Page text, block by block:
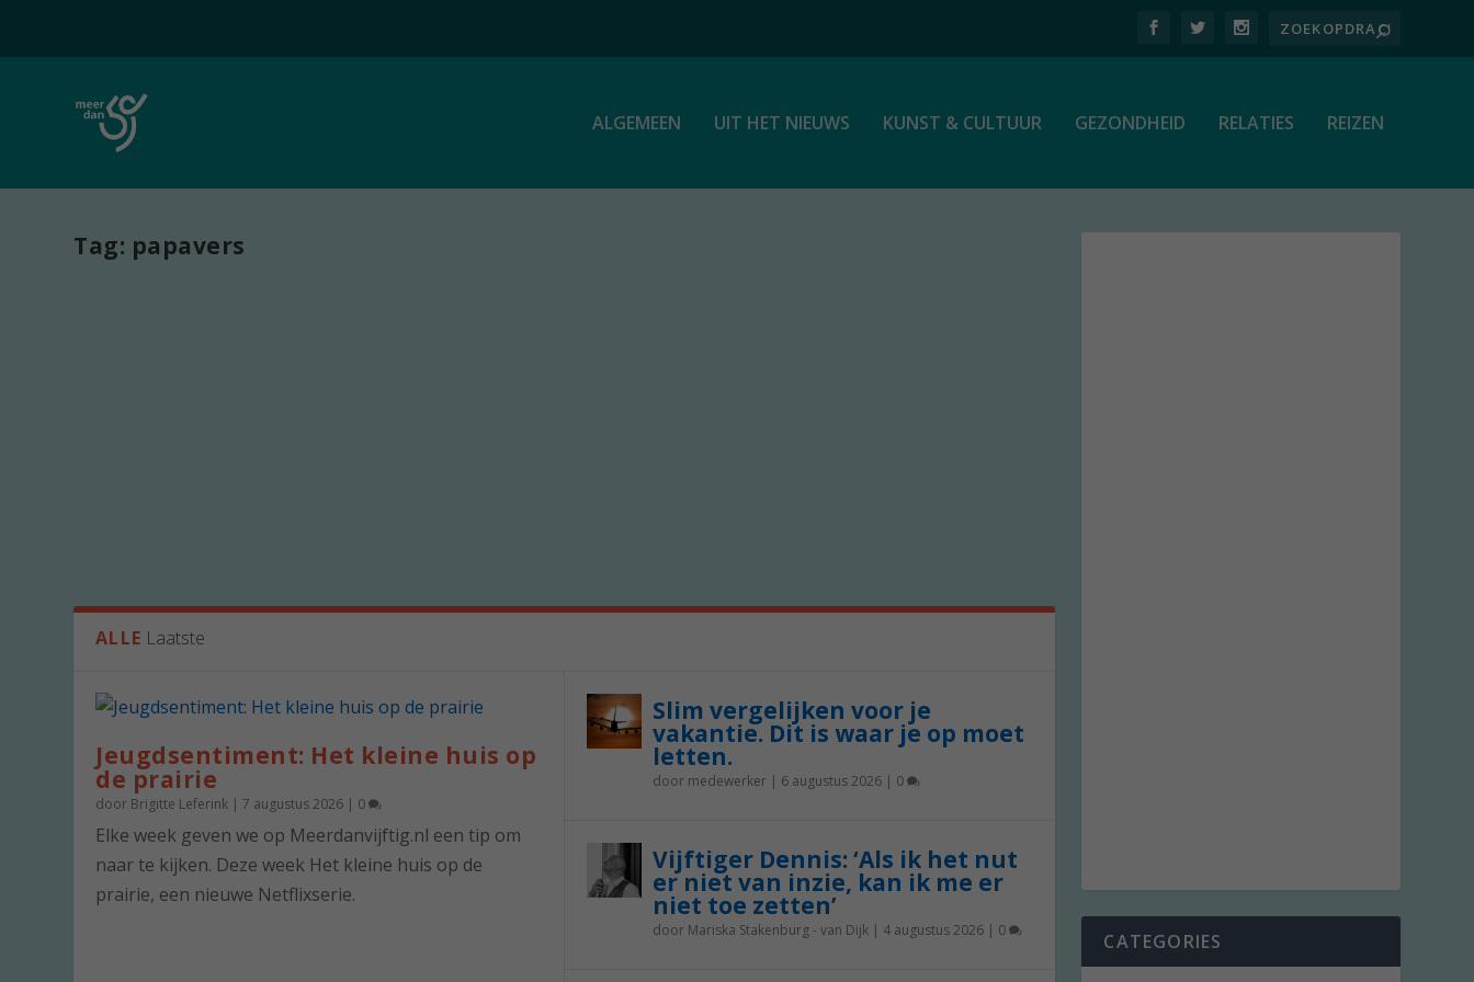
ALGEMEEN UIT HET NIEUWS KUNST & CULTUUR GEZONDHEID RELATIES REIZEN
Tag: papavers
ALLE Laatste
Jeugdsentiment: Het kleine huis op
de prairie
door Brigitte Leferink |7 augustus 2026 | 0
Elke week geven we op Meerdanvijftig.nl een tip om
naar te kijken. Deze week Het kleine huis op de
prairie, een nieuwe Netflixserie.
Slim vergelijken voor je
vakantie. Dit is waar je op moet
letten.
door medewerker| 6 augustus 2026| 0
Vijftiger Dennis: ‘Als ik het nut
er niet van inzie, kan ik me er
niet toe zetten’
door Mariska Stakenburg - van Dijk| 4 augustus 2026| 0 CATEGORIES